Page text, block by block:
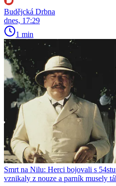
Budějcká Drbna
dnes, 17:29
1 min
Smrt na Nilu: Herci bojovali s
vznikaly z nouze a parník musely